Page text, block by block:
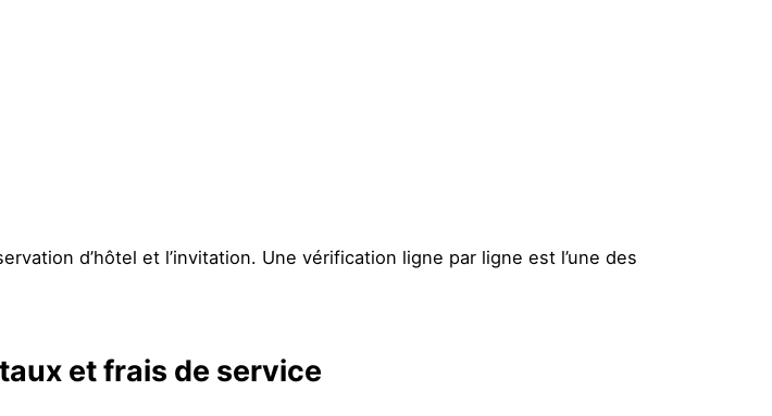
d’hôtel et l’invitation. Une vérification ligne par ligne est l’une des
et frais de service